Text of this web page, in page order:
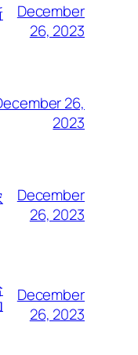
December
26, 2023
26,
2023
December
26, 2023
December
26, 2023